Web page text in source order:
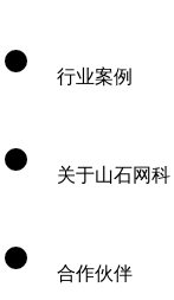
行业案例
关于山石网科
合作伙伴